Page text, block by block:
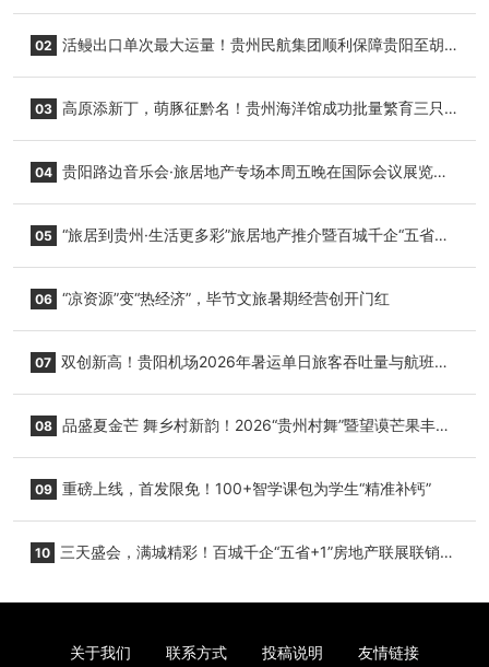
02 活鳗出口单次最大运量！贵州民航集团顺利保障贵阳至胡
03 高原添新丁，萌豚征黔名！贵州海洋馆成功批量繁育三只
04 贵阳路边音乐会·旅居地产专场本周五晚在国际会议展览中
05 “旅居到贵州·生活更多彩”旅居地产推介暨百城千企“五省
06 “凉资源”变“热经济”，毕节文旅暑期经营创开门红
07 双创新高！贵阳机场2026年暑运单日旅客吞吐量与航班起
08 品盛夏金芒 舞乡村新韵！2026“贵州村舞”暨望谟芒果丰收
09 重磅上线，首发限免！100+智学课包为学生“精准补钙”
10 三天盛会，满城精彩！百城千企“五省+1”房地产联展联销活
关于我们 联系方式 投稿说明 友情链接